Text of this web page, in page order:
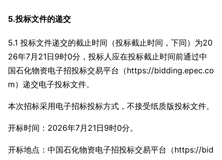
5.投标文件的递交
5.1 投标文件递交的截止时间（投标截止时间，下同）为20
26年7月21日9时0分，投标人应在投标截止时间前通过中
国石化物资电子招投标交易平台（https://bidding.epec.co
m）递交电子投标文件。
本次招标采用电子招标投标方式，不接受纸质版投标文件。
开标时间：2026年7月21日9时0分。
开标地点：中国石化物资电子招投标交易平台（https://bid